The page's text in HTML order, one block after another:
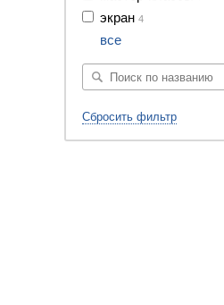
экран 4
все
Сбросить фильтр